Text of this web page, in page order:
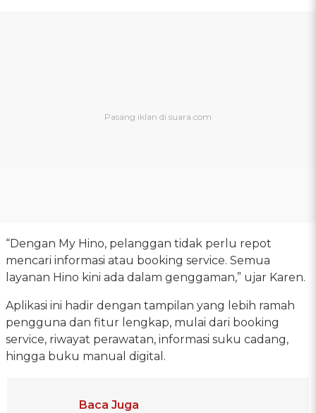
“Dengan My Hino, pelanggan tidak perlu repot
mencari informasi atau booking service. Semua
layanan Hino kini ada dalam genggaman,” ujar Karen.
Aplikasi ini hadir dengan tampilan yang lebih ramah
pengguna dan fitur lengkap, mulai dari booking
service, riwayat perawatan, informasi suku cadang,
hingga buku manual digital.
Baca Juga